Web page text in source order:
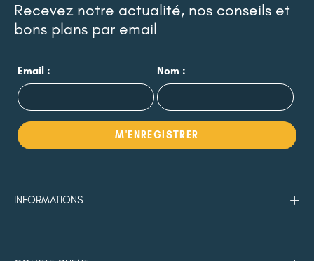
Recevez notre actualité, nos conseils et
bons plans par email
Email : Nom :
INFORMATIONS